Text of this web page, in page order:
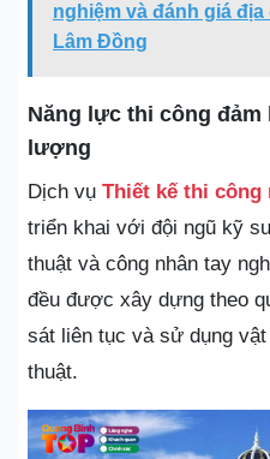
nghiệm và đánh giá
Lâm Đồng
Năng lực thi công đảm
lượng
Dịch vụ Thiết kế thi công
triển khai với đội ngũ kỹ
thuật và công nhân tay
đều được xây dựng theo
sát liên tục và sử dụng
thuật.